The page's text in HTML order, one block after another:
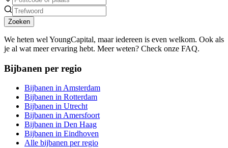
Zoeken
We heten wel YoungCapital, maar iedereen is even welkom. Ook als
je al wat meer ervaring hebt. Meer weten? Check onze FAQ.
Bijbanen per regio
Bijbanen in Amsterdam
Bijbanen in Rotterdam
Bijbanen in Utrecht
Bijbanen in Amersfoort
Bijbanen in Den Haag
Bijbanen in Eindhoven
Alle bijbanen per regio